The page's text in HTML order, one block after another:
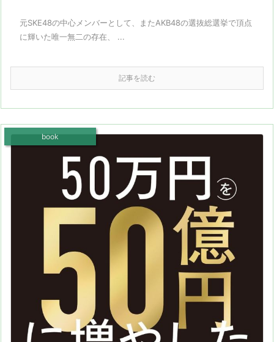
元SKE48の中心メンバーとして、またAKB48の選抜総選挙で頂点
に輝いた唯一無二の存在、 ...
記事を読む
book